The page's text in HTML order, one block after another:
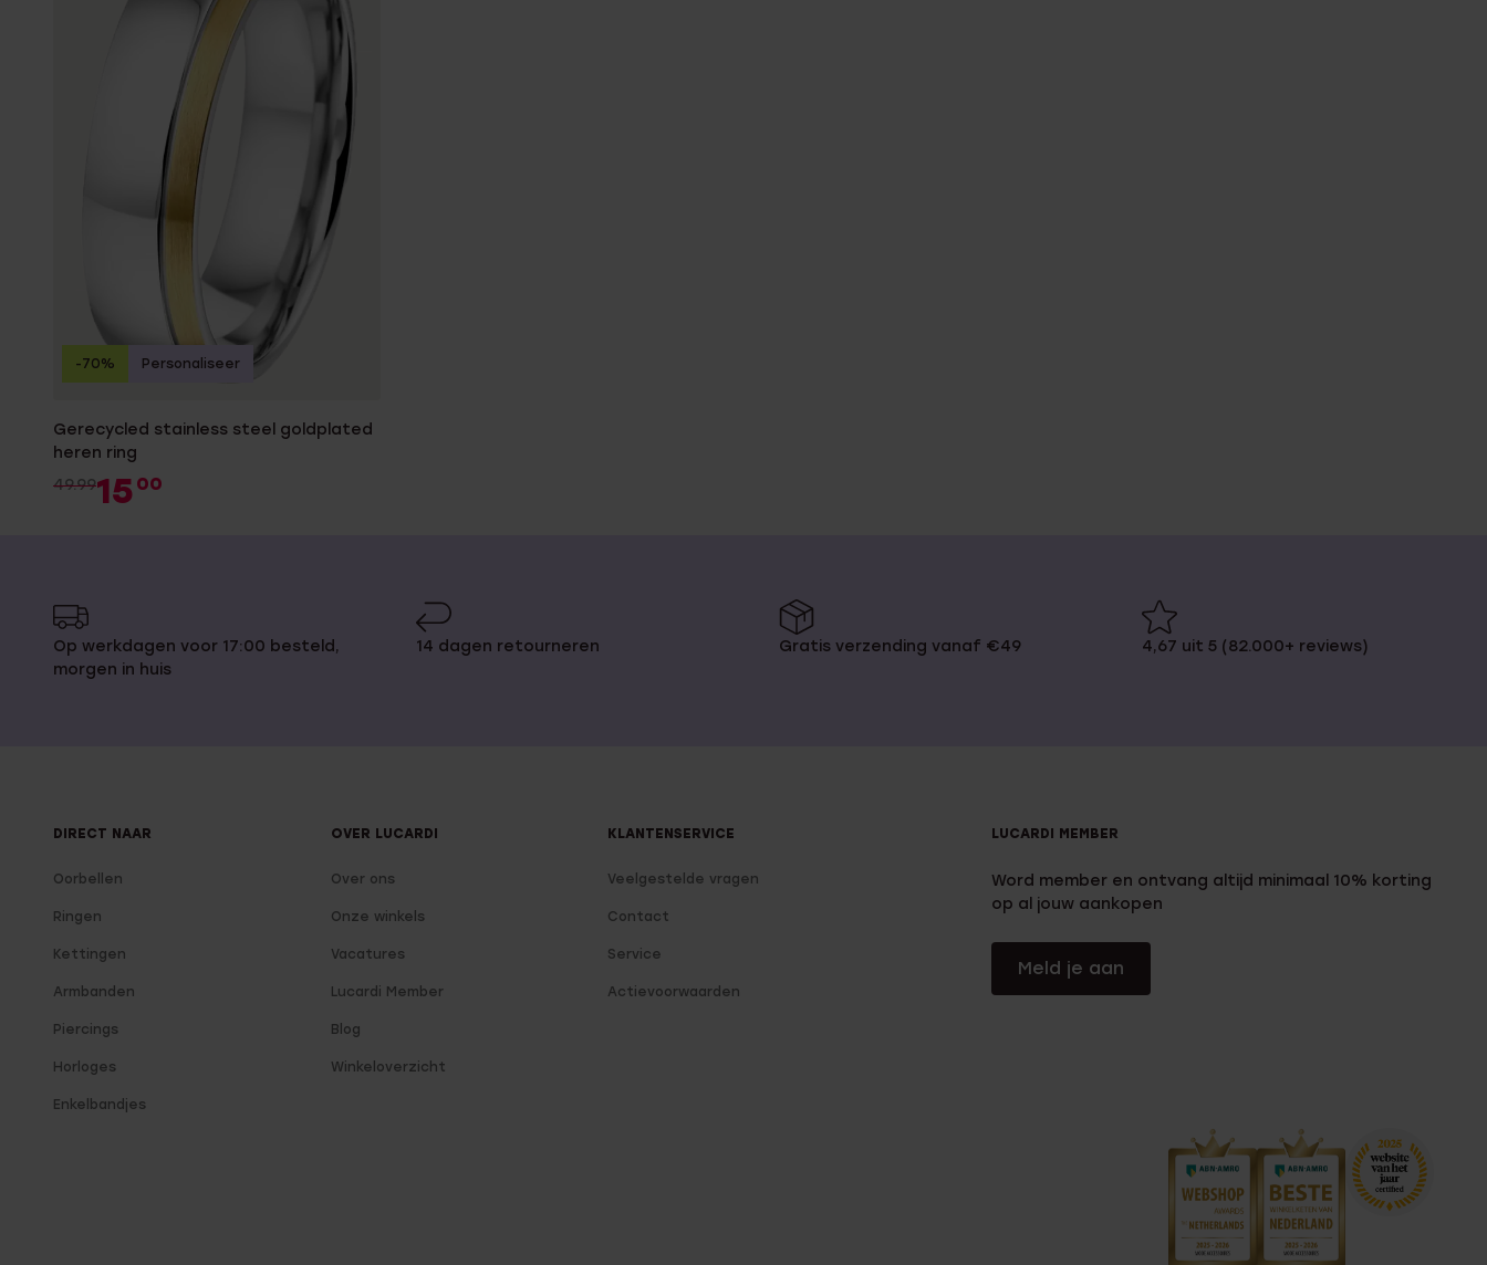
Gerecycled stainless steel goldplated
heren ring
49.9915 00
-70% Personaliseer
Op werkdagen voor 17:00 besteld,
morgen in huis
14 dagen retourneren Gratis verzending vanaf €49 4,67 uit 5 (82.000+ reviews)
DIRECT NAAR
Oorbellen
Ringen
Kettingen
Armbanden
Piercings
Horloges
Enkelbandjes
OVER LUCARDI
Over ons
Onze winkels
Vacatures
Lucardi Member
Blog
Winkeloverzicht
KLANTENSERVICE
Veelgestelde vragen
Contact
Service
Actievoorwaarden
LUCARDI MEMBER
Word member en ontvang altijd minimaal 10% korting
op al jouw aankopen
Meld je aan